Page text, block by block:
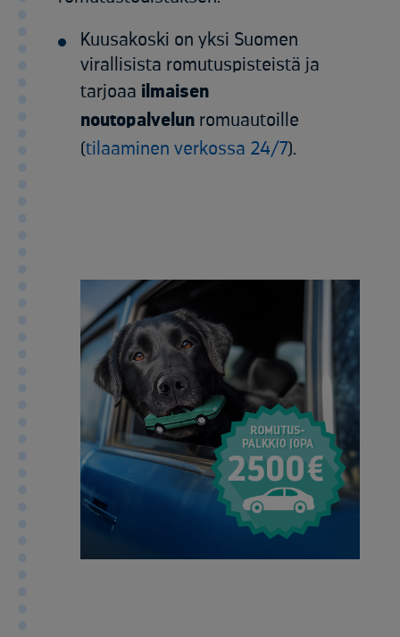
Kuusakoski on yksi Suomen
virallisista romutuspisteistä ja
tarjoaa ilmaisen
noutopalvelun romuautoille
(tilaaminen verkossa 24/7).